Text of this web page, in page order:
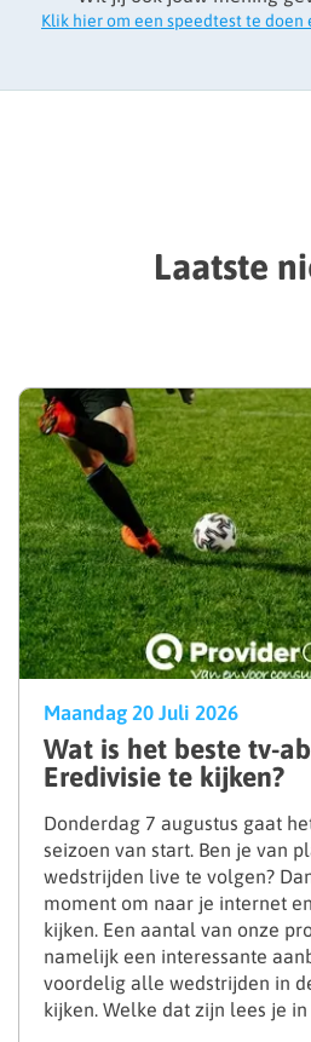
Klik hier om een speedtest te doen
Laatste
Maandag 20 Juli 2026
Wat is het beste tv-
Eredivisie te kijken?
Donderdag 7 augustus gaat
seizoen van start. Ben je van
wedstrijden live te volgen?
moment om naar je internet
kijken. Een aantal van onze
namelijk een interessante
voordelig alle wedstrijden in
kijken. Welke dat zijn lees je